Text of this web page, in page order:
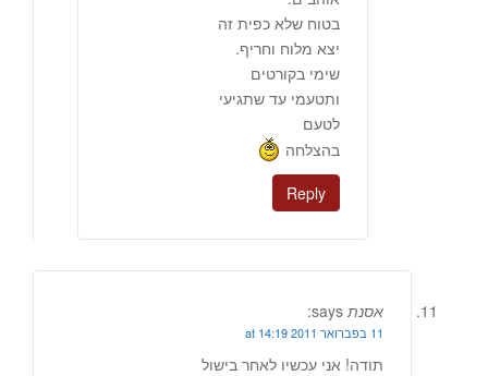
בטוח שלא כפית זה
יצא מלוח וחריף.
שימי בקורטים
ותטעמי עד שתגיעי
לטעם
בהצלחה
Reply
אסנת says:
11 בפברואר 2011 at 14:19
תודה! אני עכשיו לאחר בישול